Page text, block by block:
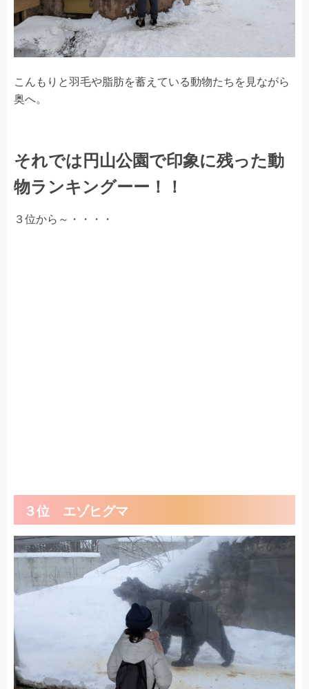
こんもりと羽毛や脂肪を蓄えている動物たちを見ながら
奥へ。
それでは円山公園で印象に残った動
物ランキングーー！！
３位から～・・・・
３位 エゾヒグマ